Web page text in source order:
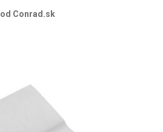
od Conrad.sk